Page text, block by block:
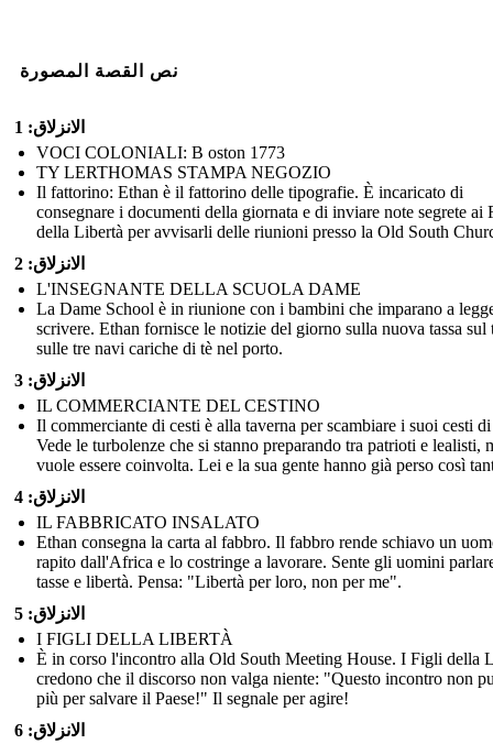
نص القصة المصورة
الانزلاق: 1
VOCI COLONIALI: B oston 1773
TY LERTHOMAS STAMPA NEGOZIO
Il fattorino: Ethan è il fattorino delle tipografie. È incaricato di
consegnare i documenti della giornata e di inviare note segrete ai
della Libertà per avvisarli delle riunioni presso la Old South
الانزلاق: 2
L'INSEGNANTE DELLA SCUOLA DAME
La Dame School è in riunione con i bambini che imparano a
scrivere. Ethan fornisce le notizie del giorno sulla nuova tassa sul
sulle tre navi cariche di tè nel porto.
الانزلاق: 3
IL COMMERCIANTE DEL CESTINO
Il commerciante di cesti è alla taverna per scambiare i suoi cesti
Vede le turbolenze che si stanno preparando tra patrioti e lealisti,
vuole essere coinvolta. Lei e la sua gente hanno già perso così
الانزلاق: 4
IL FABBRICATO INSALATO
Ethan consegna la carta al fabbro. Il fabbro rende schiavo un
rapito dall'Africa e lo costringe a lavorare. Sente gli uomini
tasse e libertà. Pensa: "Libertà per loro, non per me".
الانزلاق: 5
I FIGLI DELLA LIBERTÀ
È in corso l'incontro alla Old South Meeting House. I Figli della
credono che il discorso non valga niente: "Questo incontro non
più per salvare il Paese!" Il segnale per agire!
الانزلاق: 6